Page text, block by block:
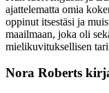
ajattelematta omia
oppinut itsestäsi ja
maailmaan, joka oli
mielikuvituksellisen
Nora Roberts